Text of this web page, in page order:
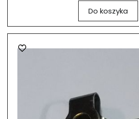
Do koszyka